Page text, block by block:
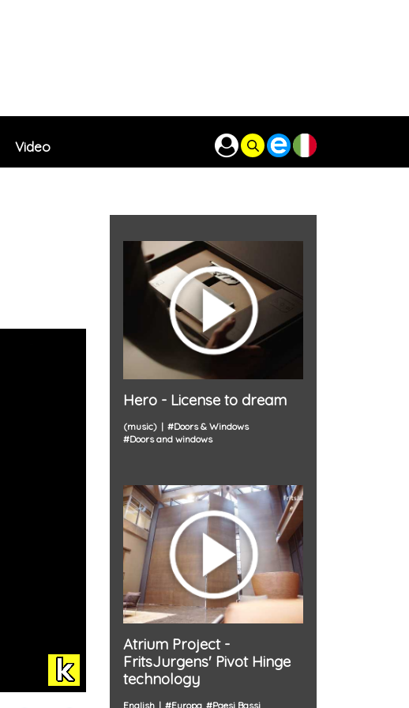
Video
Hero - License to dream
(music) #Doors & Windows
#Doors and windows
Atrium Project -
FritsJurgens' Pivot Hinge
technology
English #Europa #Paesi Bassi